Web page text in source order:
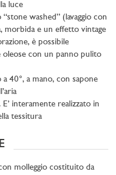
luce
washed” (lavaggio con
morbida e un effetto vintage
è possibile
oleose con un panno pulito
40°, a mano, con sapone
interamente realizzato in
tessitura
molleggio costituito da